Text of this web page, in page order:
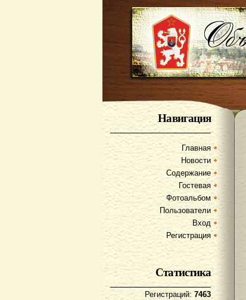
Навигация
Главная
Новости
Содержание
Гостевая
Фотоальбом
Пользователи
Вход
Регистрация
Статистика
Регистраций: 7463